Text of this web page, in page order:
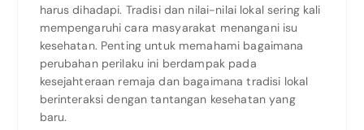
harus dihadapi. Tradisi dan nilai-nilai lokal sering kali
mempengaruhi cara masyarakat menangani isu
kesehatan. Penting untuk memahami bagaimana
perubahan perilaku ini berdampak pada
kesejahteraan remaja dan bagaimana tradisi lokal
berinteraksi dengan tantangan kesehatan yang
baru.